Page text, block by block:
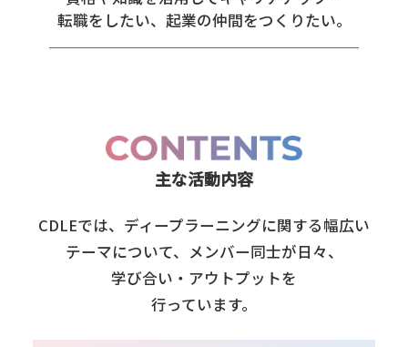
転職をしたい、起業の仲間をつくりたい。
主な活動内容
CDLEでは、ディープラーニングに関する幅広い
テーマについて、 メンバー同士が日々、
学び合い・アウトプットを
行っています。